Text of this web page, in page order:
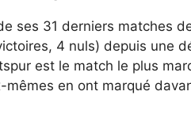
ses 31 derniers matches
4 nuls) depuis une
est le match le plus
mêmes en ont marqué